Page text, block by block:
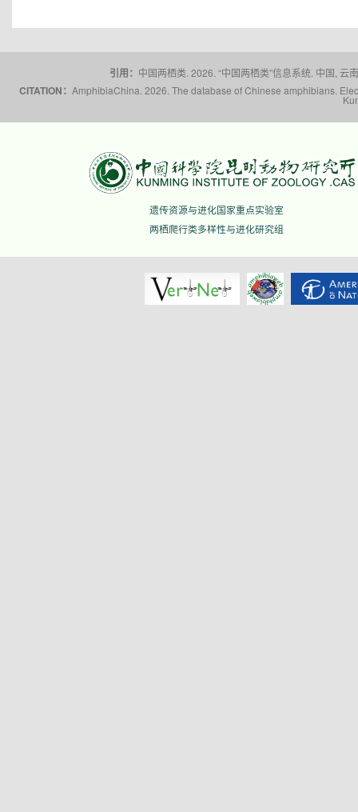
引用： 中国两栖类. 2026. “中国两栖类”信息系统. 中国,
CITATION： AmphibiaChina. 2026. The database of Chinese amphibians.
遗传资源与进化国家重点实验室
两栖爬行类多样性与进化研究组